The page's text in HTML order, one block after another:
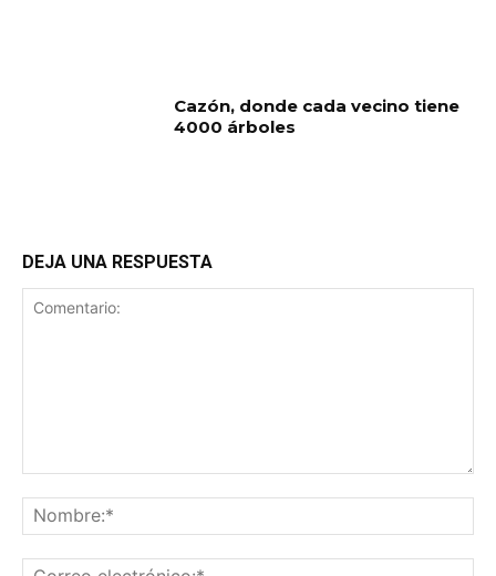
Cazón, donde cada vecino tiene
4000 árboles
DEJA UNA RESPUESTA